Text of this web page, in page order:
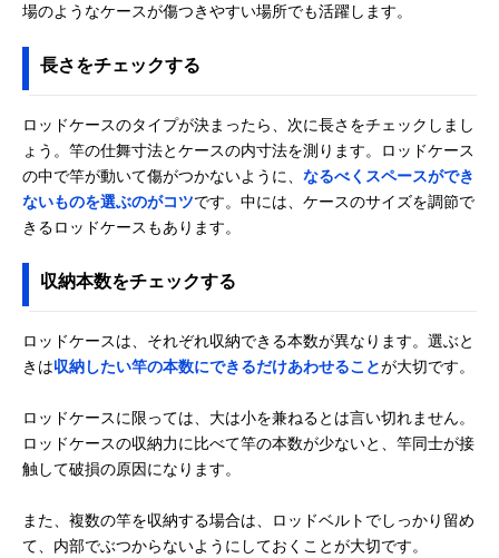
場のようなケースが傷つきやすい場所でも活躍します。
長さをチェックする
ロッドケースのタイプが決まったら、次に長さをチェックしまし
ょう。竿の仕舞寸法とケースの内寸法を測ります。ロッドケース
の中で竿が動いて傷がつかないように、 なるべくスペースができ
ないものを選ぶのがコツです。中には、ケースのサイズを調節で
きるロッドケースもあります。
収納本数をチェックする
ロッドケースは、それぞれ収納できる本数が異なります。選ぶと
きは収納したい竿の本数にできるだけあわせることが大切です。
ロッドケースに限っては、大は小を兼ねるとは言い切れません。
ロッドケースの収納力に比べて竿の本数が少ないと、竿同士が接
触して破損の原因になります。
また、複数の竿を収納する場合は、ロッドベルトでしっかり留め
て、内部でぶつからないようにしておくことが大切です。